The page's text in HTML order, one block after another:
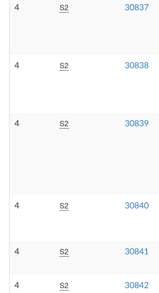
4 S2 30837
4 S2 30838
4 S2 30839
4 S2 30840
4 S2 30841
4 S2 30842